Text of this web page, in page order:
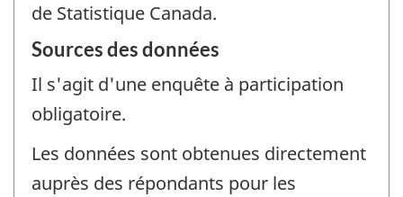
de Statistique Canada.
Sources des données
Il s'agit d'une enquête à participation
obligatoire.
Les données sont obtenues directement
auprès des répondants pour les